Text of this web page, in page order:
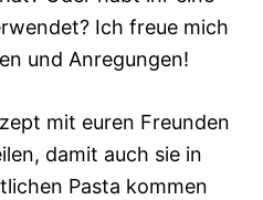
Ich freue mich
und Anregungen!
mit euren Freunden
damit auch sie in
Pasta kommen